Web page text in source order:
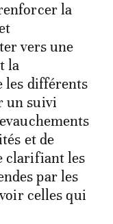
la
vers une
la
les différents
un suivi
et de
clarifiant les
par les
celles qui